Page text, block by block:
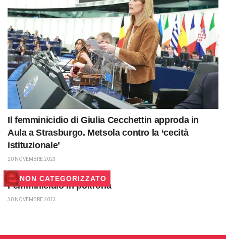
Il femminicidio di Giulia Cecchettin approda in
Aula a Strasburgo. Metsola contro la ‘cecità
istituzionale’
20 NOVEMBRE 2023
NON CATEGORIZZATO
Femminicidio in poltrona
30 NOVEMBRE 2013